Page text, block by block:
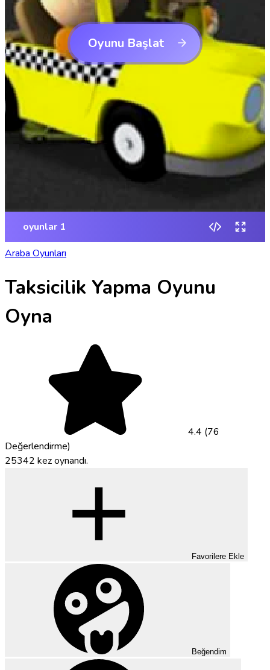
Araba Oyunları
Taksicilik Yapma Oyunu
Oyna
4.4 (76
Değerlendirme)
25342 kez oynandı.
Favorilere Ekle
Beğendim